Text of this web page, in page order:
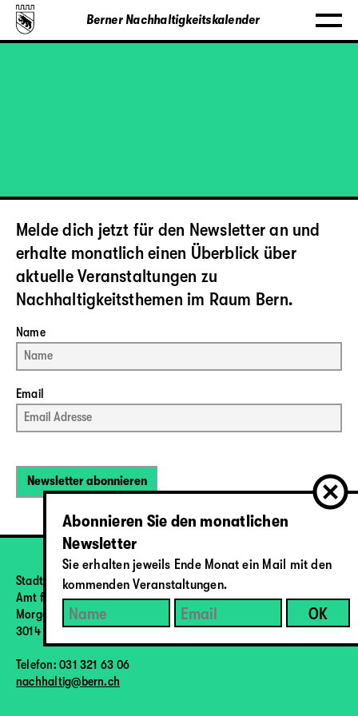
Berner Nachhaltigkeitskalender
Melde dich jetzt für den Newsletter an und
erhalte monatlich einen Überblick über
aktuelle Veranstaltungen zu
Nachhaltigkeitsthemen im Raum Bern.
Name
Email
Stadt Bern
Amt für Umweltschutz
Morgartenstrasse 2a
3014 Bern
Telefon: 031 321 63 06
nachhaltig@bern.ch
Abonnieren Sie den monatlichen
Newsletter
Sie erhalten jeweils Ende Monat ein Mail mit den
kommenden Veranstaltungen.